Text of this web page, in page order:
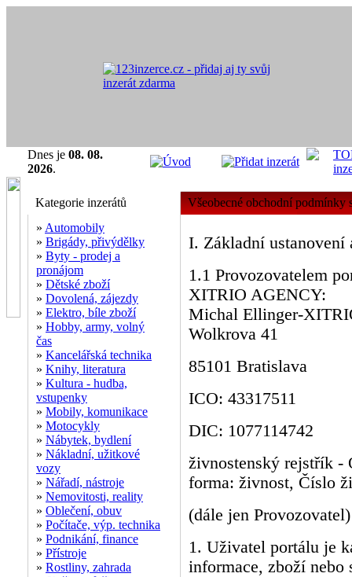
Dnes je 08. 08.
2026.
Kategorie inzerátů
» Automobily
» Brigády, přivýdělky
» Byty - prodej a
pronájom
» Dětské zboží
» Dovolená, zájezdy
» Elektro, bíle zboží
» Hobby, army, volný
čas
» Kancelářská technika
» Knihy, literatura
» Kultura - hudba,
vstupenky
» Mobily, komunikace
» Motocykly
» Nábytek, bydlení
» Nákladní, užitkové
vozy
» Nářadí, nástroje
» Nemovitosti, reality
» Oblečení, obuv
» Počítače, výp. technika
» Podnikání, finance
» Přístroje
» Rostliny, zahrada
Všeobecné obchodní podmínky
I. Základní ustanovení
1.1 Provozovatelem
XITRIO AGENCY:
Michal Ellinger-
Wolkrova 41
85101 Bratislava
ICO: 43317511
DIC: 1077114742
živnostenský rejstřík -
forma: živnost, Číslo
(dále jen Provozovatel)
1. Uživatel portálu je
informace, zboží nebo